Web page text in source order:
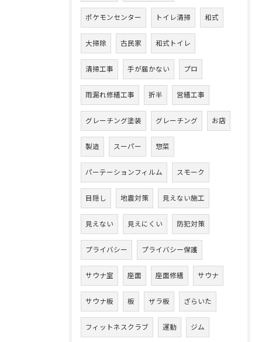
ポケモンセンター トイレ清掃 和式
大掃除 古民家 和式トイレ
清掃工事 手が届かない プロ
雨漏れ修繕工事 折半 営繕工事
グレーチング塗装 グレーチング お店
製造 スーパー 惣菜
パーテーションフィルム スモーク
目隠し 地震対策 見えない施工
見えない 見えにくい 防犯対策
プライバシー プライバシー保護
サウナ室 座面 座面修繕 サウナ
サウナ板 板 ザラ板 ざらいた
フィットネスクラブ 運動 ジム